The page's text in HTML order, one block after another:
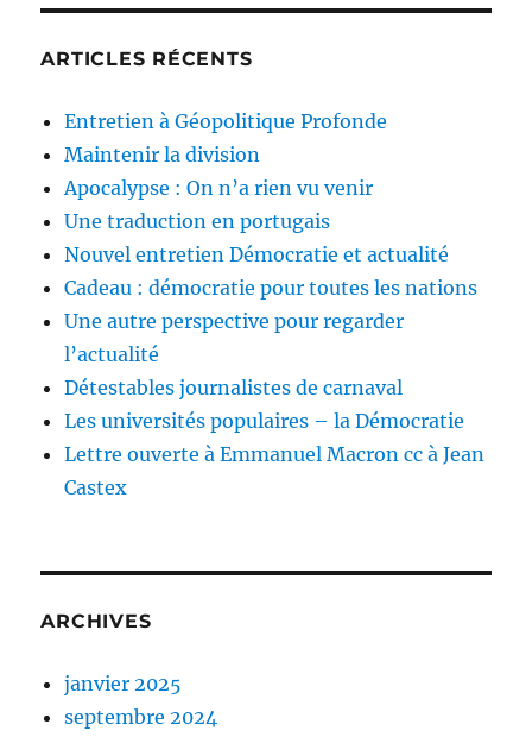
ARTICLES RÉCENTS
Entretien à Géopolitique Profonde
Maintenir la division
Apocalypse : On n’a rien vu venir
Une traduction en portugais
Nouvel entretien Démocratie et actualité
Cadeau : démocratie pour toutes les nations
Une autre perspective pour regarder
l’actualité
Détestables journalistes de carnaval
Les universités populaires – la Démocratie
Lettre ouverte à Emmanuel Macron cc à Jean
Castex
ARCHIVES
janvier 2025
septembre 2024